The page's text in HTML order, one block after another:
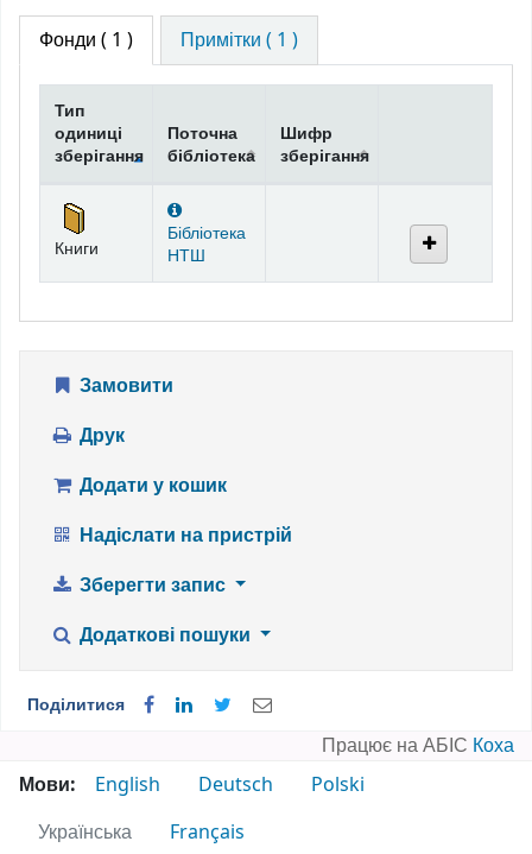
Фонди ( 1 ) Примітки ( 1 )
Фонди
Тип
одиниці
зберігання
Поточна
бібліотека
Шифр
зберігання
Книги
Бібліотека
НТШ
Замовити
Друк
Додати у кошик
Надіслати на пристрій
Зберегти запис
Додаткові пошуки
Поділитися
Працює на АБІС Коха
Мови:
English Deutsch
Polski
Українська
Français